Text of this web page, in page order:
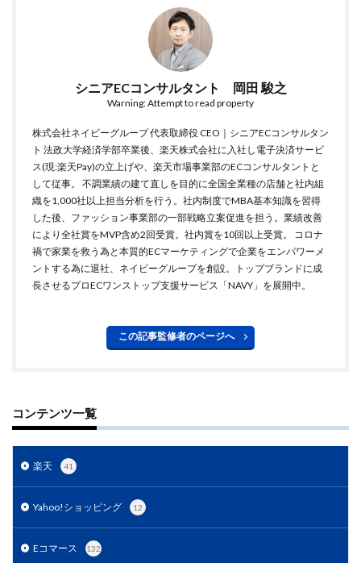
シニアECコンサルタント 岡田 駿之
Warning: Attempt to read property
株式会社ネイビーグループ 代表取締役 CEO｜シニアECコンサルタン
ト 法政大学経済学部卒業後、楽天株式会社に入社し電子決済サービ
ス(現:楽天Pay)の立上げや、楽天市場事業部のECコンサルタントと
して従事。 不調業績の建て直しを目的に全国全業種の店舗と社内組
織を1,000社以上担当分析を行う。社内制度でMBA基本知識を習得
した後、ファッション事業部の一部戦略立案促進を担う。業績改善
により全社賞をMVP含め2回受賞。社内賞を10回以上受賞。 コロナ
禍で家業を救う為と本質的ECマーケティングで企業をエンパワーメ
ントする為に退社、ネイビーグループを創設。トップブランドに成
長させるプロECワンストップ支援サービス「NAVY」を展開中。
この記事監修者のページへ
コンテンツ一覧
楽天 41
Yahoo!ショッピング 12
Eコマース 132